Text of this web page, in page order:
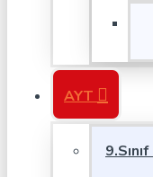
AYT
9.Sınıf